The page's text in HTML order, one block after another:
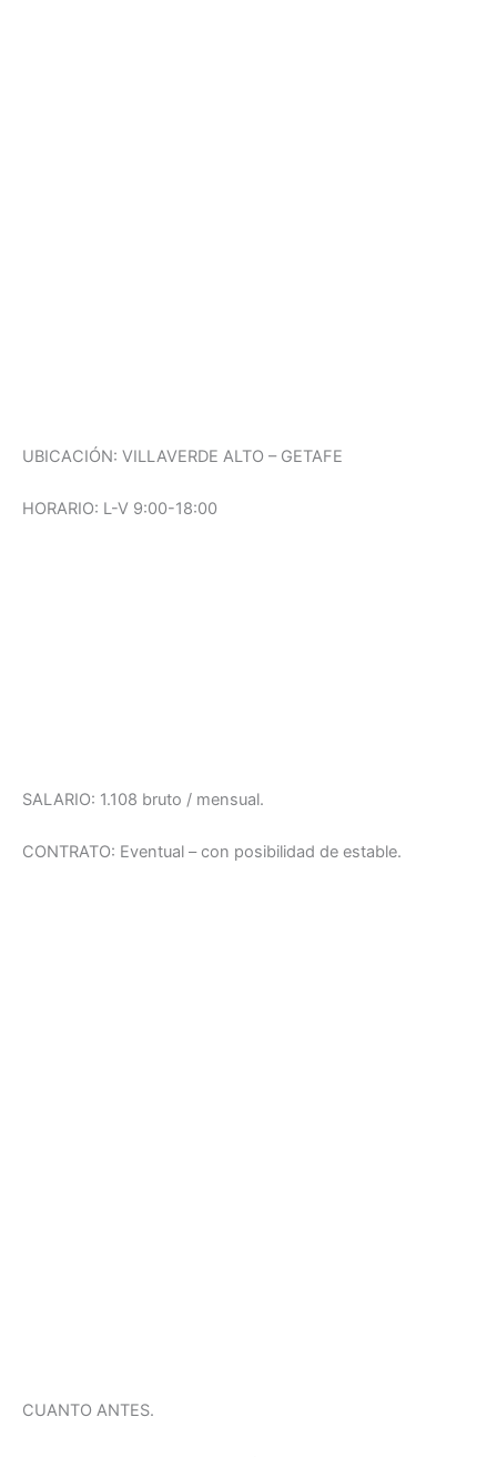
UBICACIÓN: VILLAVERDE ALTO – GETAFE
HORARIO: L-V 9:00-18:00
SALARIO: 1.108 bruto / mensual.
CONTRATO: Eventual – con posibilidad de estable.
CUANTO ANTES.